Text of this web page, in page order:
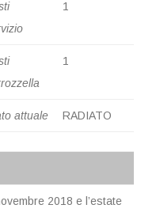
1
1
attuale RADIATO
2018 e l’estate